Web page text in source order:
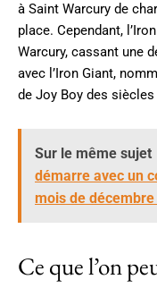
à Saint Warcury de
place. Cependant,
Warcury, cassant une
avec l’Iron Giant,
de Joy Boy des siècles
Sur le même sujet
démarre avec un
mois de
Ce que l’on